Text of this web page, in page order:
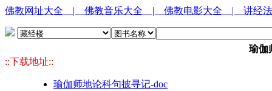
佛教网址大全 | 佛教音乐大全 | 佛教电影大全 | 讲经
瑜伽
::下载地址::
瑜伽师地论科句披寻记-doc